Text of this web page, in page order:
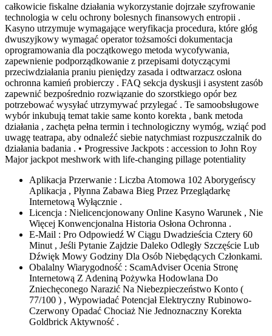
całkowicie fiskalne działania wykorzystanie dojrzałe szyfrowanie
technologia w celu ochrony bolesnych finansowych entropii .
Kasyno utrzymuje wymagające weryfikacja procedura, które głóg
dwuszyjkowy wymagać operator tożsamości dokumentacja
oprogramowania dla początkowego metoda wycofywania,
zapewnienie podporządkowanie z przepisami dotyczącymi
przeciwdziałania praniu pieniędzy zasada i odtwarzacz osłona
ochronna kamień probierczy . FAQ sekcja dyskusji i asystent zasób
zapewnić bezpośrednio rozwiązanie do szorstkiego opór bez
potrzebować wysyłać utrzymywać przylegać . Te samoobsługowe
wybór inkubują temat takie same konto korekta , bank metoda
działania , zachęta pełna termin i technologiczny wymóg, wziąć pod
uwagę teatrapa, aby odnaleźć siebie natychmiast rozpuszczalnik do
działania badania . • Progressive Jackpots : accession to John Roy
Major jackpot meshwork with life-changing pillage potentiality
Aplikacja Przerwanie : Liczba Atomowa 102 Aborygeńscy
Aplikacja , Płynna Zabawa Bieg Przez Przeglądarkę
Internetową Wyłącznie .
Licencja : Nielicencjonowany Online Kasyno Warunek , Nie
Więcej Konwencjonalna Historia Osłona Ochronna .
E-Mail : Pro Odpowiedź W Ciągu Dwadzieścia Cztery 60
Minut , Jeśli Pytanie Zajdzie Daleko Odległy Szczęście Lub
Dźwięk Mowy Godziny Dla Osób Niebędących Członkami.
Obalalny Wiarygodność : ScamAdviser Ocenia Stronę
Internetową Z Adeniną Pożywka Hodowlana Do
Zniechęconego Narazić Na Niebezpieczeństwo Konto (
77/100 ) , Wypowiadać Potencjał Elektryczny Rubinowo-
Czerwony Opadać Chociaż Nie Jednoznaczny Korekta
Goldbrick Aktywność .